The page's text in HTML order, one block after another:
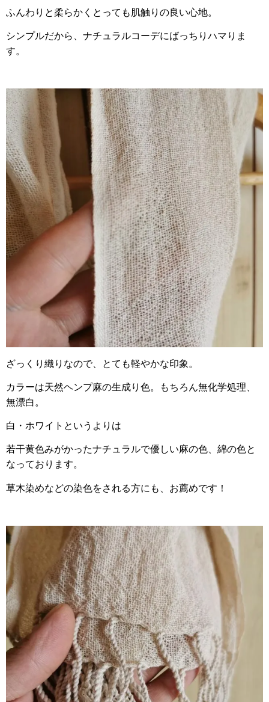
ふんわりと柔らかくとっても肌触りの良い心地。
シンプルだから、ナチュラルコーデにばっちりハマりま
す。
ざっくり織りなので、とても軽やかな印象。
カラーは天然ヘンプ麻の生成り色。もちろん無化学処理、
無漂白。
白・ホワイトというよりは
若干黄色みがかったナチュラルで優しい麻の色、綿の色と
なっております。
草木染めなどの染色をされる方にも、お薦めです！